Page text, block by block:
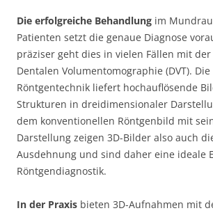
Die erfolgreiche Behandlung im
Patienten setzt die genaue Diagnose
präziser geht dies in vielen Fällen mit
Dentalen Volumentomographie (DVT).
Röntgentechnik liefert hochauflösende
Strukturen in dreidimensionaler
dem konventionellen Röntgenbild mit
Darstellung zeigen 3D-Bilder also auch
Ausdehnung und sind daher eine ideale
Röntgendiagnostik.
In der Praxis bieten 3D-Aufnahmen mit